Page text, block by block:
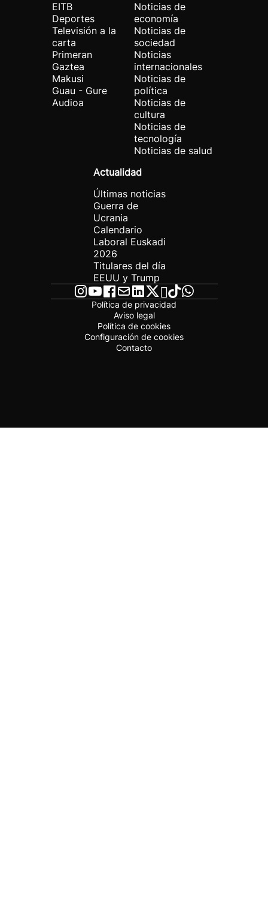
EITB
Deportes
Televisión a la
carta
Primeran
Gaztea
Makusi
Guau - Gure
Audioa
Noticias de
economía
Noticias de
sociedad
Noticias
internacionales
Noticias de
política
Noticias de
cultura
Noticias de
tecnología
Noticias de salud
Actualidad
Últimas noticias
Guerra de
Ucrania
Calendario
Laboral Euskadi
2026
Titulares del día
EEUU y Trump
Política de privacidad
Aviso legal
Política de cookies
Configuración de cookies
Contacto